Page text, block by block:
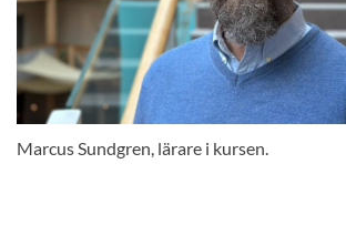
Marcus Sundgren, lärare i kursen.